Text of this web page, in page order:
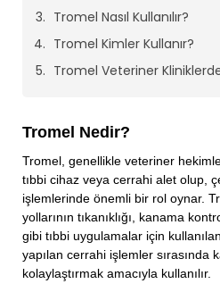
Tromel Nasıl Kullanılır?
Tromel Kimler Kullanır?
Tromel Veteriner Kliniklerde
Tromel Nedir?
Tromel, genellikle veteriner
tıbbi cihaz veya cerrahi alet olup,
işlemlerinde önemli bir rol oynar.
yollarının tıkanıklığı, kanama
gibi tıbbi uygulamalar için
yapılan cerrahi işlemler sırasında
kolaylaştırmak amacıyla kullanılır.